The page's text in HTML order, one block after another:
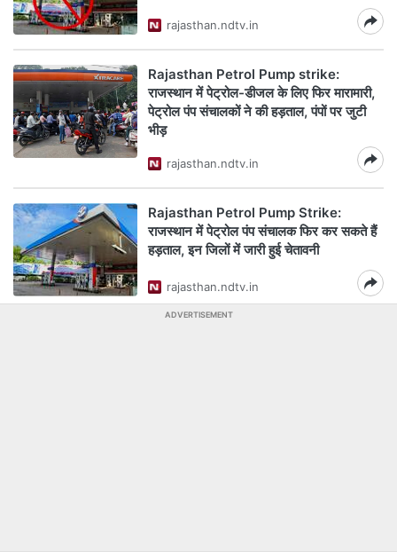
rajasthan.ndtv.in
Rajasthan Petrol Pump strike:
राजस्थान में पेट्रोल-डीजल के लिए फिर मारामारी,
पेट्रोल पंप संचालकों ने की हड़ताल, पंपों पर जुटी
भीड़
rajasthan.ndtv.in
Rajasthan Petrol Pump Strike:
राजस्थान में पेट्रोल पंप संचालक फिर कर सकते हैं
हड़ताल, इन जिलों में जारी हुई चेतावनी
rajasthan.ndtv.in
ADVERTISEMENT